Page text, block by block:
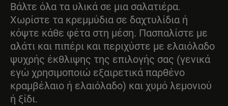
Βάλτε όλα τα υλικά σε μια σαλατιέρα.
Χωρίστε τα κρεμμύδια σε δαχτυλίδια ή
κόψτε κάθε φέτα στη μέση. Πασπαλίστε με
αλάτι και πιπέρι και περιχύστε με ελαιόλαδο
ψυχρής έκθλιψης της επιλογής σας (γενικά
εγώ χρησιμοποιώ εξαιρετικά παρθένο
κραμβέλαιο ή ελαιόλαδο) και χυμό λεμονιού
ή ξίδι.